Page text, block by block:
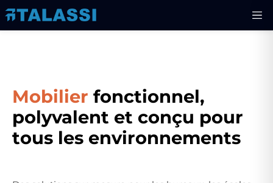
Mobilier fonctionnel,
polyvalent et conçu pour
tous les environnements